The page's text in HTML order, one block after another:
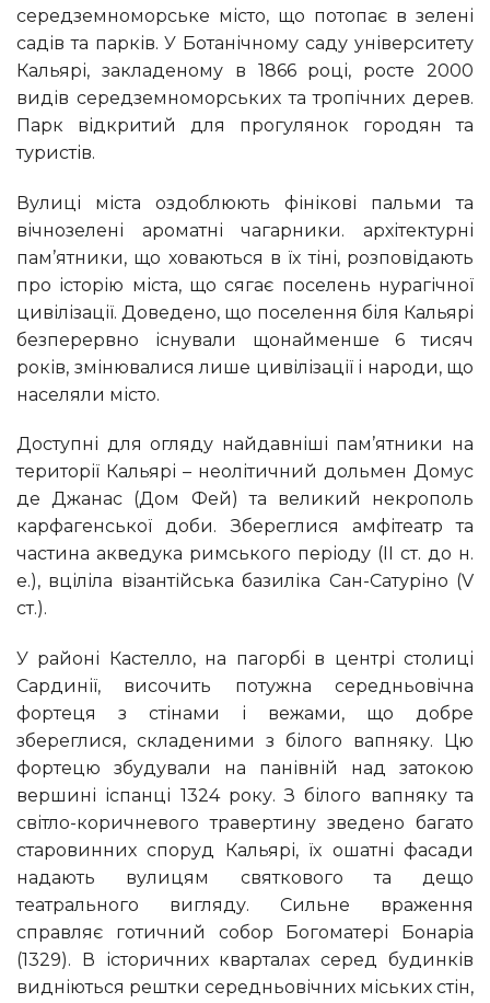
середземноморське місто, що потопає в зелені
садів та парків. У Ботанічному саду університету
Кальярі, закладеному в 1866 році, росте 2000
видів середземноморських та тропічних дерев.
Парк відкритий для прогулянок городян та
туристів.
Вулиці міста оздоблюють фінікові пальми та
вічнозелені ароматні чагарники. архітектурні
пам’ятники, що ховаються в їх тіні, розповідають
про історію міста, що сягає поселень нурагічної
цивілізації. Доведено, що поселення біля Кальярі
безперервно існували щонайменше 6 тисяч
років, змінювалися лише цивілізації і народи, що
населяли місто.
Доступні для огляду найдавніші пам’ятники на
території Кальярі – неолітичний дольмен Домус
де Джанас (Дом Фей) та великий некрополь
карфагенської доби. Збереглися амфітеатр та
частина акведука римського періоду (II ст. до н.
е.), вціліла візантійська базиліка Сан-Сатуріно (V
ст.).
У районі Кастелло, на пагорбі в центрі столиці
Сардинії, височить потужна середньовічна
фортеця з стінами і вежами, що добре
збереглися, складеними з білого вапняку. Цю
фортецю збудували на панівній над затокою
вершині іспанці 1324 року. З білого вапняку та
світло-коричневого травертину зведено багато
старовинних споруд Кальярі, їх ошатні фасади
надають вулицям святкового та дещо
театрального вигляду. Сильне враження
справляє готичний собор Богоматері Бонаріа
(1329). В історичних кварталах серед будинків
видніються рештки середньовічних міських стін,